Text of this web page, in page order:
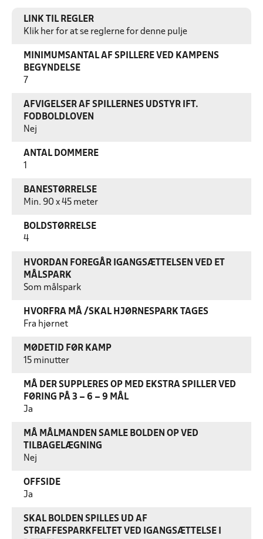
LINK TIL REGLER
Klik her for at se reglerne for denne pulje
MINIMUMSANTAL AF SPILLERE VED KAMPENS
BEGYNDELSE
7
AFVIGELSER AF SPILLERNES UDSTYR IFT.
FODBOLDLOVEN
Nej
ANTAL DOMMERE
BANESTØRRELSE
Min. 90 x 45 meter
BOLDSTØRRELSE
4
HVORDAN FOREGÅR IGANGSÆTTELSEN VED ET
MÅLSPARK
Som målspark
HVORFRA MÅ /SKAL HJØRNESPARK TAGES
Fra hjørnet
MØDETID FØR KAMP
15 minutter
MÅ DER SUPPLERES OP MED EKSTRA SPILLER VED
FØRING PÅ 3 – 6 – 9 MÅL
Ja
MÅ MÅLMANDEN SAMLE BOLDEN OP VED
TILBAGELÆGNING
Nej
OFFSIDE
Ja
SKAL BOLDEN SPILLES UD AF
STRAFFESPARKFELTET VED IGANGSÆTTELSE I